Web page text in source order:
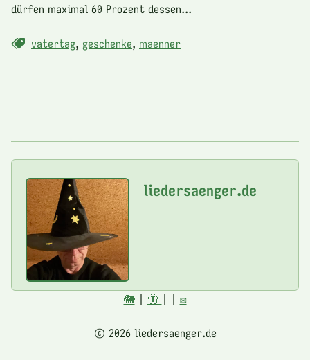
dürfen maximal 60 Prozent dessen...
vatertag, geschenke, maenner
liedersaenger.de
🐘| 🦋 | | ✉️
© 2026 liedersaenger.de